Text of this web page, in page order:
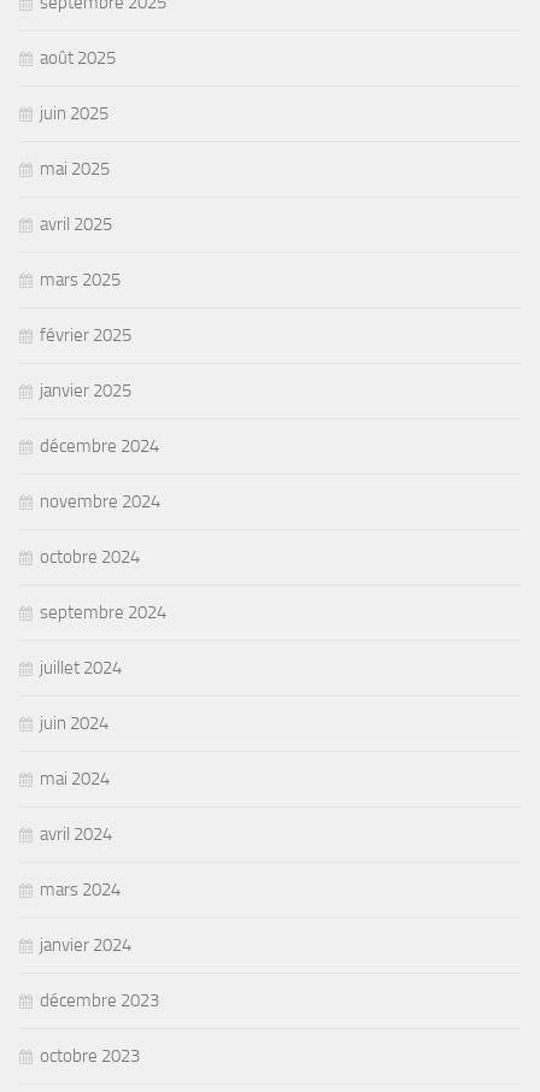
août 2025
juin 2025
mai 2025
avril 2025
mars 2025
février 2025
janvier 2025
décembre 2024
novembre 2024
octobre 2024
septembre 2024
juillet 2024
juin 2024
mai 2024
avril 2024
mars 2024
janvier 2024
décembre 2023
octobre 2023